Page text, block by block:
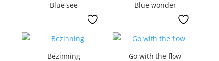
Blue see Blue wonder
Bezinning Go with the flow